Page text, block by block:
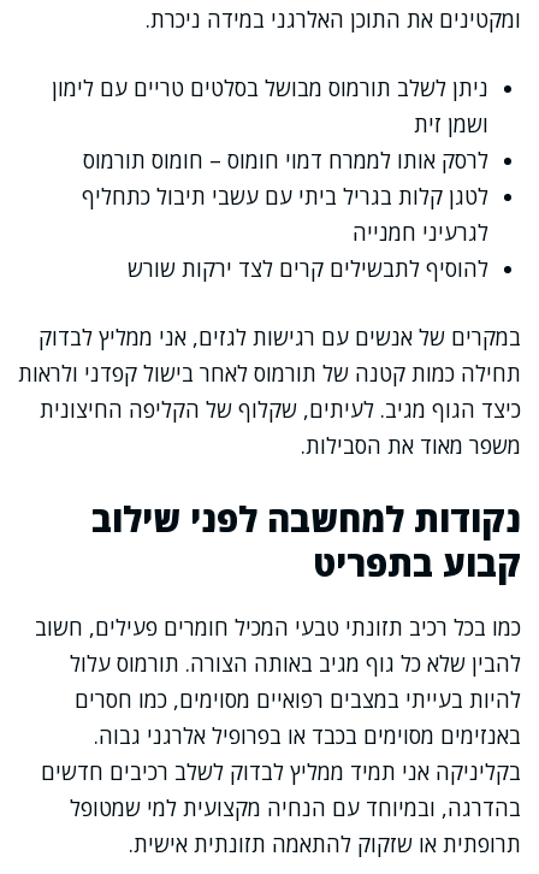
ומקטינים את התוכן האלרגני במידה ניכרת.
ניתן לשלב תורמוס מבושל בסלטים טריים עם לימון
ושמן זית
לרסק אותו לממרח דמוי חומוס – חומוס תורמוס
לטגן קלות בגריל ביתי עם עשבי תיבול כתחליף
לגרעיני חמנייה
להוסיף לתבשילים קרים לצד ירקות שורש
במקרים של אנשים עם רגישות לגזים, אני ממליץ לבדוק
תחילה כמות קטנה של תורמוס לאחר בישול קפדני ולראות
כיצד הגוף מגיב. לעיתים, שקלוף של הקליפה החיצונית
משפר מאוד את הסבילות.
נקודות למחשבה לפני שילוב
קבוע בתפריט
כמו בכל רכיב תזונתי טבעי המכיל חומרים פעילים, חשוב
להבין שלא כל גוף מגיב באותה הצורה. תורמוס עלול
להיות בעייתי במצבים רפואיים מסוימים, כמו חסרים
באנזימים מסוימים בכבד או בפרופיל אלרגני גבוה.
בקליניקה אני תמיד ממליץ לבדוק לשלב רכיבים חדשים
בהדרגה, ובמיוחד עם הנחיה מקצועית למי שמטופל
תרופתית או שזקוק להתאמה תזונתית אישית.